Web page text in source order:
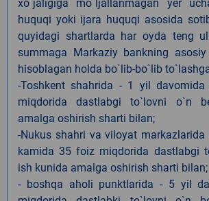
xo`jaligiga mo`ljallanmagan yer
huquqi yoki ijara huquqi asosida
quyidagi shartlarda har oyda teng
summaga Markaziy bankning
hisoblagan holda bo`lib-bo`lib
-Toshkent shahrida - 1 yil
miqdorida dastlabgi to`lovni o`n
amalga oshirish sharti bilan;
-Nukus shahri va viloyat
kamida 35 foiz miqdorida dastlabgi
ish kunida amalga oshirish sharti bilan;
- boshqa aholi punktlarida - 5 yil